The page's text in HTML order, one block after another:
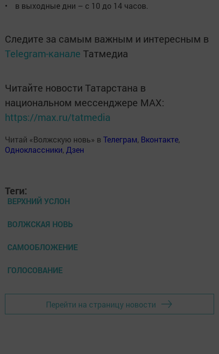
• в выходные дни – с 10 до 14 часов.
Следите за самым важным и интересным в
Telegram-канале Татмедиа
Читайте новости Татарстана в
национальном мессенджере MАХ:
https://max.ru/tatmedia
Читай «Волжскую новь» в Телеграм, Вконтакте,
Одноклассники,Дзен
Теги:
ВЕРХНИЙ УСЛОН
ВОЛЖСКАЯ НОВЬ
САМООБЛОЖЕНИЕ
ГОЛОСОВАНИЕ
Перейти на страницу новости